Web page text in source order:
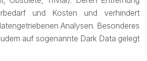
und Kosten und verhindert
Analysen. Besonderes
auf sogenannte Dark Data gelegt